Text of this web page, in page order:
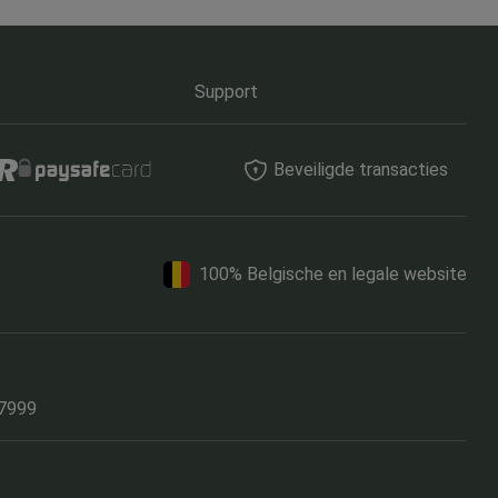
Support
Beveiligde transacties
100% Belgische en legale website